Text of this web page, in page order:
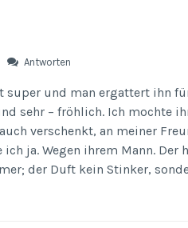
Antworten
super und man ergattert ihn
sehr – fröhlich. Ich mochte
verschenkt, an meiner
ja. Wegen ihrem Mann.
der Duft kein Stinker,